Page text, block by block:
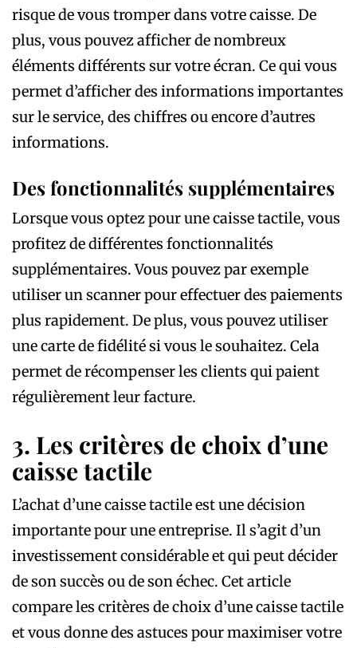
risque de vous tromper dans votre caisse. De
plus, vous pouvez afficher de nombreux
éléments différents sur votre écran. Ce qui vous
permet d’afficher des informations importantes
sur le service, des chiffres ou encore d’autres
informations.
Des fonctionnalités supplémentaires
Lorsque vous optez pour une caisse tactile, vous
profitez de différentes fonctionnalités
supplémentaires. Vous pouvez par exemple
utiliser un scanner pour effectuer des paiements
plus rapidement. De plus, vous pouvez utiliser
une carte de fidélité si vous le souhaitez. Cela
permet de récompenser les clients qui paient
régulièrement leur facture.
3. Les critères de choix d’une
caisse tactile
L’achat d’une caisse tactile est une décision
importante pour une entreprise. Il s’agit d’un
investissement considérable et qui peut décider
de son succès ou de son échec. Cet article
compare les critères de choix d’une caisse tactile
et vous donne des astuces pour maximiser votre